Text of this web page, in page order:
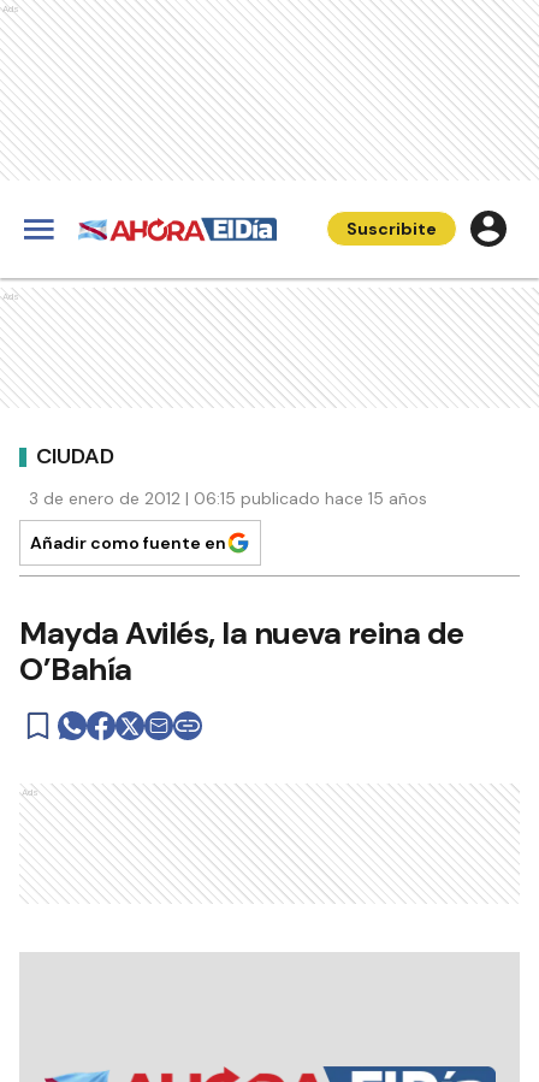
Ads
Suscribite
Ads
CIUDAD
3 de enero de 2012 | 06:15 publicado hace 15 años
Añadir como fuente en
Mayda Avilés, la nueva reina de
O’Bahía
Ads